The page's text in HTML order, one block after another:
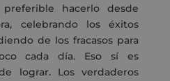
hacerlo desde
celebrando los éxitos
de los fracasos para
cada día. Eso sí es
lograr. Los verdaderos